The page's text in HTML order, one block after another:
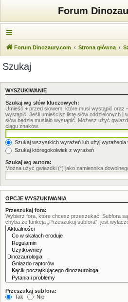
Forum
Forum Dinozaury.com Strona główna
Szukaj
WYSZUKIWANIE
Szukaj wg słów kluczowych:
Umieść + przed słowem, które musi wystąpić oraz -
wystąpić. Jeśli umieścisz listę słów oddzielonych |
słów będzie musiało wystąpić. Możesz użyć
ciągu znaków.
Szukaj wszystkich wyrażeń lub użyj wyrażenia
Szukaj któregokolwiek z wyrażeń
Szukaj wg autora:
Można użyć gwiazdki (*) jako zamiennika
OPCJE WYSZUKIWANIA
Przeszukaj fora:
Wybierz fora, które chcesz przeszukać. Subfora
chyba że funkcja „Przeszukuj subfora”, jest
Przeszukaj subfora:
Tak
Nie